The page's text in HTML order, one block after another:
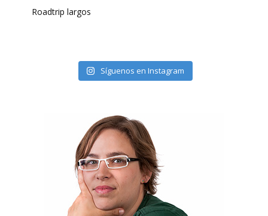
Roadtrip largos
Síguenos en Instagram